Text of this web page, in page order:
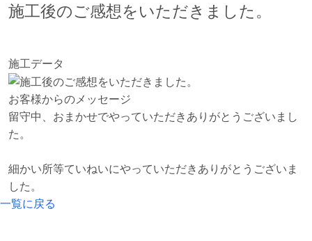
施工後のご感想をいただきました。
施工データ
お客様からのメッセージ
留守中、おまかせでやっていただきありがとうございまし
た。
細かい所等ていねいにやっていただきありがとうございま
した。
一覧に戻る